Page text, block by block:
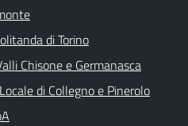
di Torino
Chisone e Germanasca
di Collegno e Pinerolo